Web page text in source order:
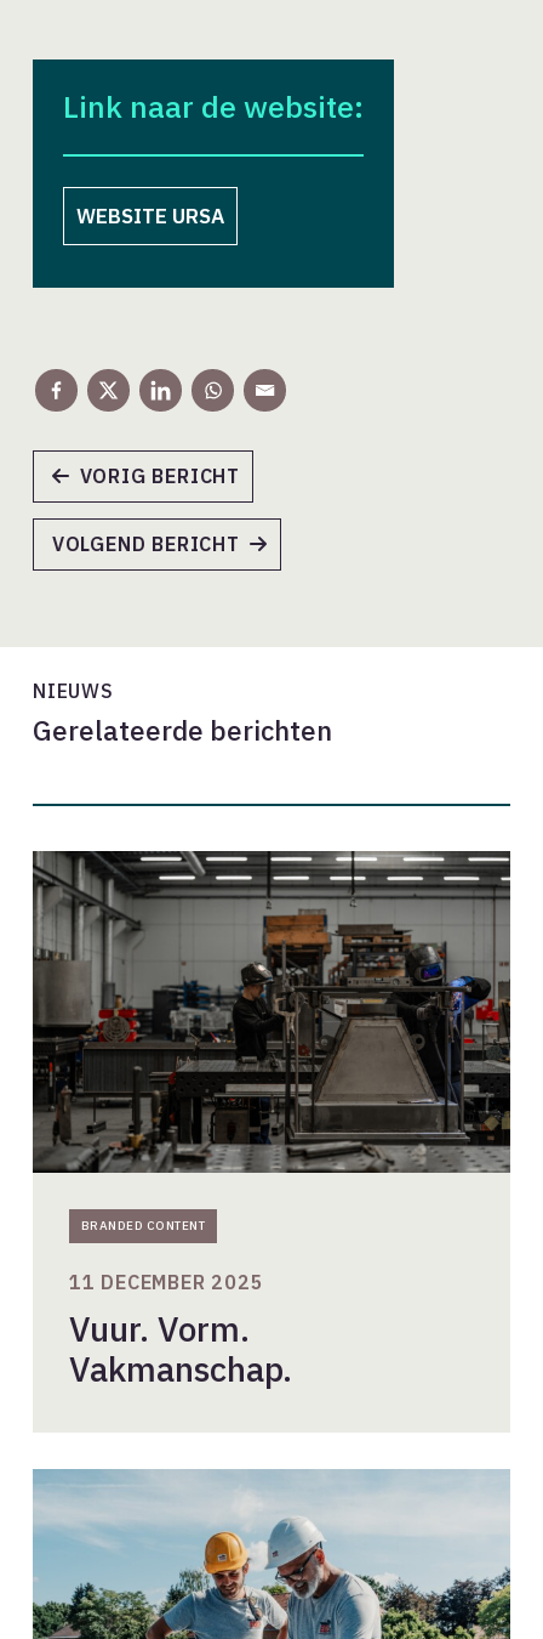
Link naar de website:
WEBSITE URSA
VORIG BERICHT
VOLGEND BERICHT
NIEUWS
Gerelateerde berichten
BRANDED CONTENT
Vuur.
Vorm.
Vakmanschap.
Vuur. Vorm.
Vakmanschap.
11 DECEMBER 2025
Afschotisolatie
voor
platte
slimme
isolatieoplossingen
van